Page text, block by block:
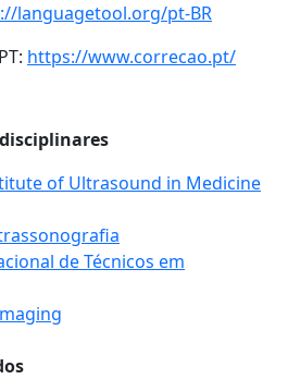
languagetool.org/pt-BR
https://www.correcao.pt/
of Ultrasound in Medicine
de Técnicos em